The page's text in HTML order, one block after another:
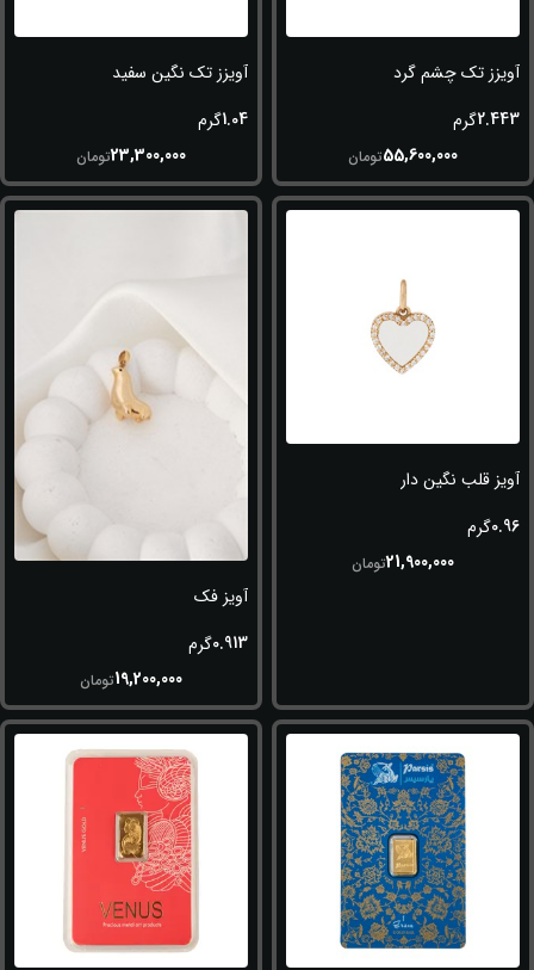
آویزز تک چشم گرد
2.443گرم
55,600,000تومان
آویزز تک نگین سفید
1.04گرم
23,300,000تومان
آویز قلب نگین دار
0.96گرم
21,900,000تومان
آویز فک
0.913گرم
19,200,000تومان